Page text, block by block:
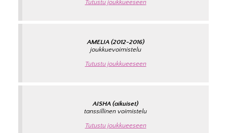
Tutustu joukkueeseen
AMELIA (2012-2016)
joukkuevoimistelu
Tutustu joukkueeseen
AISHA (aikuiset)
tanssillinen voimistelu
Tutustu joukkueeseen